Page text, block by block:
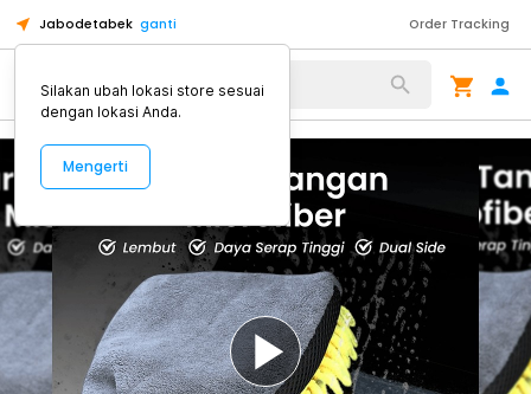
Jabodetabek ganti Order Tracking
Alat Kopi
Silakan ubah lokasi store sesuai
dengan lokasi Anda.
Mengerti